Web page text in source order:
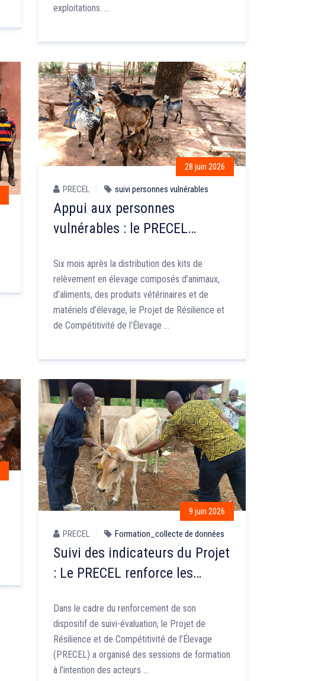
exploitations. …
28 juin 2026
PRECEL suivi personnes vulnérables
Appui aux personnes
vulnérables : le PRECEL
des kits d’animaux reçus
Six mois après la distribution des kits de
relèvement en élevage composés d’animaux,
d’aliments, des produits vétérinaires et de
matériels d’élevage, le Projet de Résilience et
de Compétitivité de l’Élevage …
9 juin 2026
PRECEL Formation_collecte de données
Suivi des indicateurs du Projet
: Le PRECEL renforce les
collecte des données
Dans le cadre du renforcement de son
dispositif de suivi-évaluation, le Projet de
Résilience et de Compétitivité de l’Élevage
(PRECEL) a organisé des sessions de formation
à l’intention des acteurs …